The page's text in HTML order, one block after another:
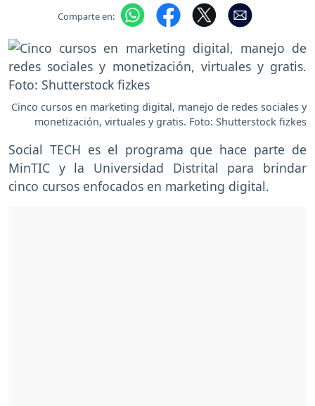
Comparte en:
Cinco cursos en marketing digital, manejo de redes sociales y
monetización, virtuales y gratis. Foto: Shutterstock fizkes
Social TECH es el programa que hace parte de
MinTIC y la Universidad Distrital para brindar
cinco cursos enfocados en marketing digital.